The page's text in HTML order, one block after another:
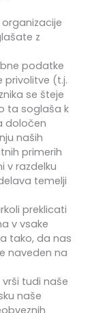
z
podatke
privolitve (t.j.
se šteje
ta soglaša k
določen
naših
primerih
v razdelku
temelji
preklicati
v vsake
tako, da nas
naveden na
tudi naše
naše